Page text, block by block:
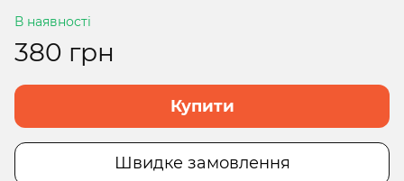
В наявності
380 грн
Купити
Швидке замовлення